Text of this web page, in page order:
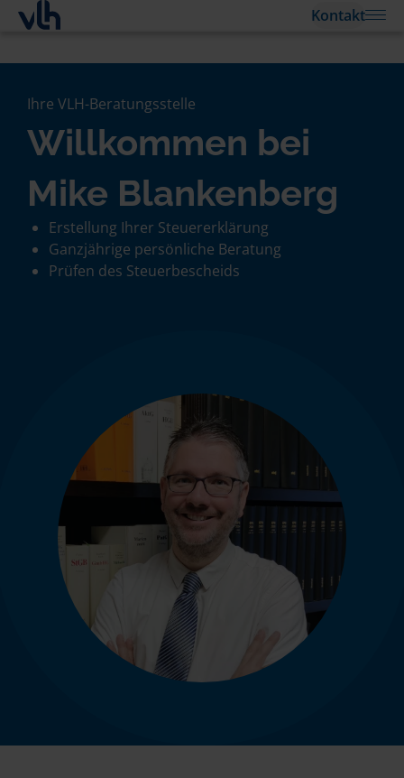
Kontakt
Ihre VLH-Beratungsstelle
Willkommen bei
Mike Blankenberg
Erstellung Ihrer Steuererklärung
Ganzjährige persönliche Beratung
Prüfen des Steuerbescheids